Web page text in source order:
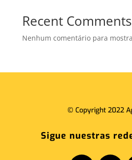
Recent Comments
Nenhum comentário para
© Copyright 2022
Sigue nuestras